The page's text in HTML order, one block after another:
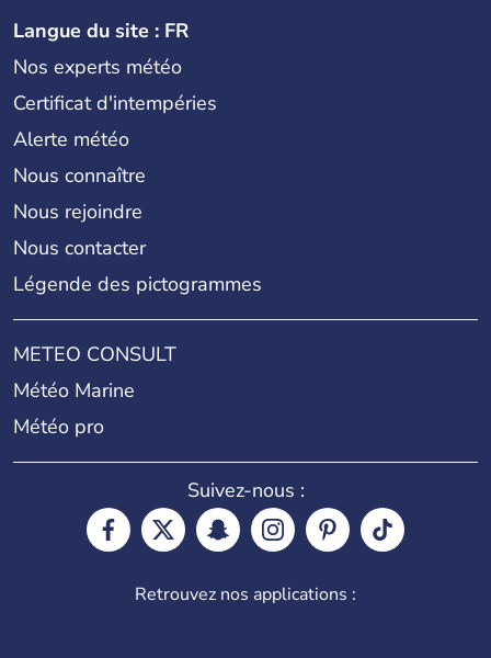
Langue du site : FR
Nos experts météo
Certificat d'intempéries
Alerte météo
Nous connaître
Nous rejoindre
Nous contacter
Légende des pictogrammes
METEO CONSULT
Météo Marine
Météo pro
Suivez-nous :
Retrouvez nos applications :